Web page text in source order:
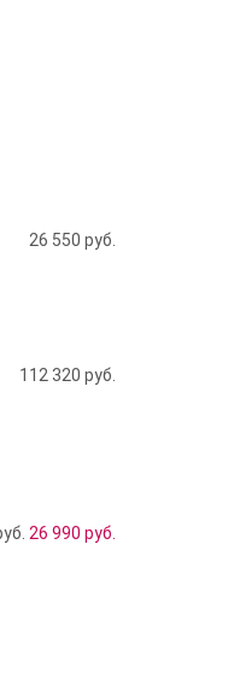
26 550 руб.
112 320 руб.
26 990 руб.